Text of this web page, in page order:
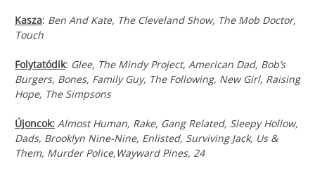
Kasza: Ben And Kate, The Cleveland Show, The Mob Doctor,
Touch
Folytatódik: Glee, The Mindy Project, American Dad, Bob’s
Burgers, Bones, Family Guy, The Following, New Girl, Raising
Hope, The Simpsons
Újoncok: Almost Human, Rake, Gang Related, Sleepy Hollow,
Dads, Brooklyn Nine-Nine, Enlisted, Surviving Jack, Us &
Them, Murder Police,Wayward Pines, 24